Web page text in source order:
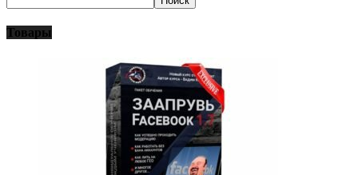
Товары